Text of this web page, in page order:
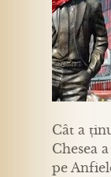
Cât a
Chesea
pe